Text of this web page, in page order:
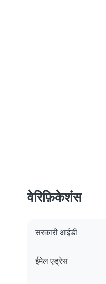
वेरिफ़िकेशंस
सरकारी आईडी
ईमेल एड्रेस